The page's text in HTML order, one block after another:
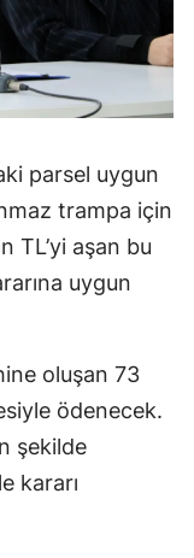
parsel uygun
trampa için
TL’yi aşan bu
uygun
oluşan 73
ödenecek.
şekilde
kararı